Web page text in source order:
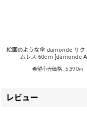
絵画のような傘 damonde サク
ムレス 60cm [damonde-
希望小売価格: 5,390円
レビュー